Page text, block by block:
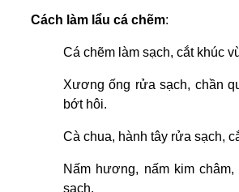
Cách làm lẩu cá chẽm:
Cá chẽm làm sạch, cắt khúc
Xương ống rửa sạch, chần
bớt hôi.
Cà chua, hành tây rửa sạch,
Nấm hương, nấm kim
sạch.